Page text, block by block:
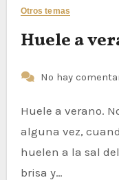
Otros temas
Huele a
No hay
Huele a verano. No sé si lo habéis pensado
alguna vez,
huelen a la sal
brisa y…